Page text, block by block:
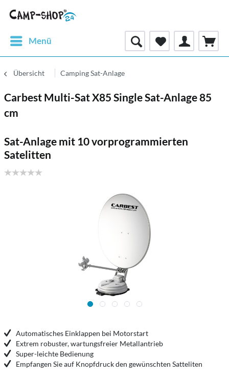
Menü
Übersicht Camping Sat-Anlage
Carbest Multi-Sat X85 Single Sat-Anlage 85
cm
Sat-Anlage mit 10 vorprogrammierten
Satelitten
Automatisches Einklappen bei Motorstart
Extrem robuster, wartungsfreier Metallantrieb
Super-leichte Bedienung
Empfangen Sie auf Knopfdruck den gewünschten Satteliten